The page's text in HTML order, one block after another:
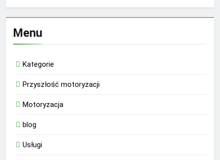
Menu
Kategorie
Przyszłość motoryzacji
Motoryzacja
blog
Usługi